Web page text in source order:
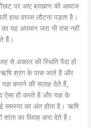
पर आए ब्राह्मण की आवाज
हाथ वापस लौटना पड़ता है।
का यह अपमान जरा भी रास नहीं
हैं।
से अकाल की स्थिति पैदा हो
ऋषि श्रंग के पास जाते हैं और
कराने की सलाह देते हैं,
ऐसा ही करते हैं और यज्ञ के
समस्या का अंत होता है। ऋषि
का विवाह करा देते हैं।